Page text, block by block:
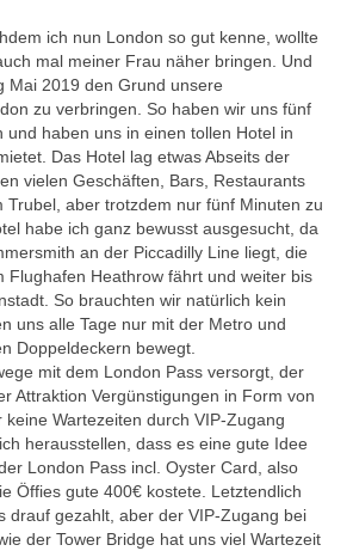
ich nun London so gut kenne, wollte
mal meiner Frau näher bringen. Und
Mai 2019 den Grund unsere
zu verbringen. So haben wir uns fünf
und haben uns in einen tollen Hotel in
Das Hotel lag etwas Abseits der
vielen Geschäften, Bars, Restaurants
Trubel, aber trotzdem nur fünf Minuten zu
habe ich ganz bewusst ausgesucht, da
an der Piccadilly Line liegt, die
Flughafen Heathrow fährt und weiter bis
So brauchten wir natürlich kein
uns alle Tage nur mit der Metro und
Doppeldeckern bewegt.
mit dem London Pass versorgt, der
Attraktion Vergünstigungen in Form von
keine Wartezeiten durch VIP-Zugang
herausstellen, dass es eine gute Idee
London Pass incl. Oyster Card, also
Öffies gute 400€ kostete. Letztendlich
drauf gezahlt, aber der VIP-Zugang bei
der Tower Bridge hat uns viel Wartezeit